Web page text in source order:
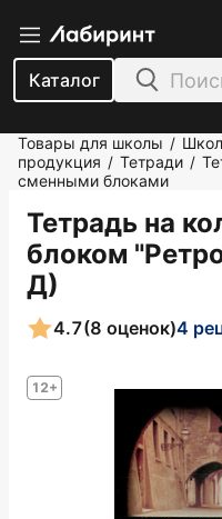
Каталог
Товары для школы /
продукция / Тетради /
сменными блоками
Тетрадь на
блоком
Д)
12+
4.7(8 оценок)4